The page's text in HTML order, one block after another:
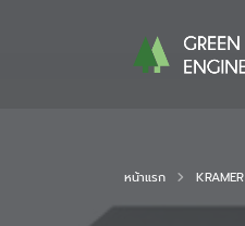
หน้าแรก KRAMER